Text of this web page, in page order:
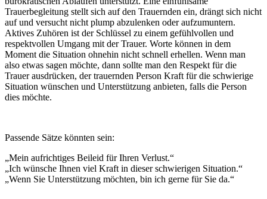
Trauerbegleitung stellt sich auf den Trauernden ein, drängt sich nicht
auf und versucht nicht plump abzulenken oder aufzumuntern.
Aktives Zuhören ist der Schlüssel zu einem gefühlvollen und
respektvollen Umgang mit der Trauer. Worte können in dem
Moment die Situation ohnehin nicht schnell erhellen. Wenn man
also etwas sagen möchte, dann sollte man den Respekt für die
Trauer ausdrücken, der trauernden Person Kraft für die schwierige
Situation wünschen und Unterstützung anbieten, falls die Person
dies möchte.
Passende Sätze könnten sein:
„Mein aufrichtiges Beileid für Ihren Verlust.“
„Ich wünsche Ihnen viel Kraft in dieser schwierigen Situation.“
„Wenn Sie Unterstützung möchten, bin ich gerne für Sie da.“